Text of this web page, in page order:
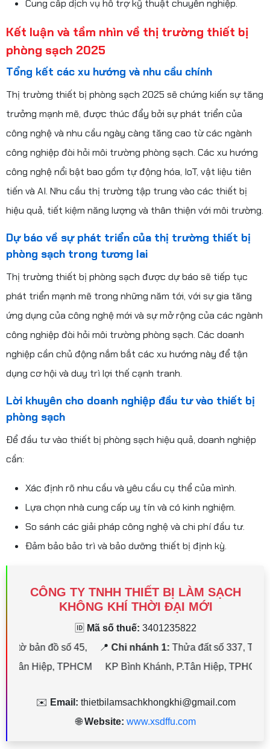
Cung cấp dịch vụ hỗ trợ kỹ thuật chuyên nghiệp.
Kết luận và tầm nhìn về thị trường thiết bị
phòng sạch 2025
Tổng kết các xu hướng và nhu cầu chính
Thị trường thiết bị phòng sạch 2025 sẽ chứng kiến sự tăng
trưởng mạnh mẽ, được thúc đẩy bởi sự phát triển của
công nghệ và nhu cầu ngày càng tăng cao từ các ngành
công nghiệp đòi hỏi môi trường phòng sạch. Các xu hướng
công nghệ nổi bật bao gồm tự động hóa, IoT, vật liệu tiên
tiến và AI. Nhu cầu thị trường tập trung vào các thiết bị
hiệu quả, tiết kiệm năng lượng và thân thiện với môi trường.
Dự báo về sự phát triển của thị trường thiết bị
phòng sạch trong tương lai
Thị trường thiết bị phòng sạch được dự báo sẽ tiếp tục
phát triển mạnh mẽ trong những năm tới, với sự gia tăng
ứng dụng của công nghệ mới và sự mở rộng của các ngành
công nghiệp đòi hỏi môi trường phòng sạch. Các doanh
nghiệp cần chủ động nắm bắt các xu hướng này để tận
dụng cơ hội và duy trì lợi thế cạnh tranh.
Lời khuyên cho doanh nghiệp đầu tư vào thiết bị
phòng sạch
Để đầu tư vào thiết bị phòng sạch hiệu quả, doanh nghiệp
cần:
Xác định rõ nhu cầu và yêu cầu cụ thể của mình.
Lựa chọn nhà cung cấp uy tín và có kinh nghiệm.
So sánh các giải pháp công nghệ và chi phí đầu tư.
Đảm bảo bảo trì và bảo dưỡng thiết bị định kỳ.
CÔNG TY TNHH THIẾT BỊ LÀM SẠCH
KHÔNG KHÍ THỜI ĐẠI MỚI
🆔 Mã số thuế: 3401235822
📍Chi nhánh 1:
Thửa đất số 337, Tờ bản đồ số 33,
KP Bình Khánh, P.Tân Hiệp, TPHCM 🔗 Bản đồ
🌐Website: www.xsdffu.com